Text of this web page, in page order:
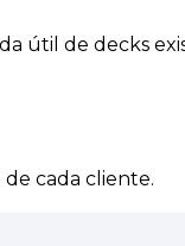
útil de decks
cada cliente.